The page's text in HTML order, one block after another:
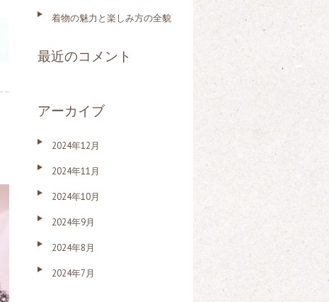
着物の魅力と楽しみ方の全貌
最近のコメント
アーカイブ
2024年12月
2024年11月
2024年10月
2024年9月
2024年8月
2024年7月